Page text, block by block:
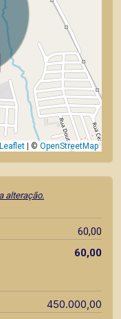
Leaflet © OpenStreetMap
alteração.
60,00
60,00
450.000,00